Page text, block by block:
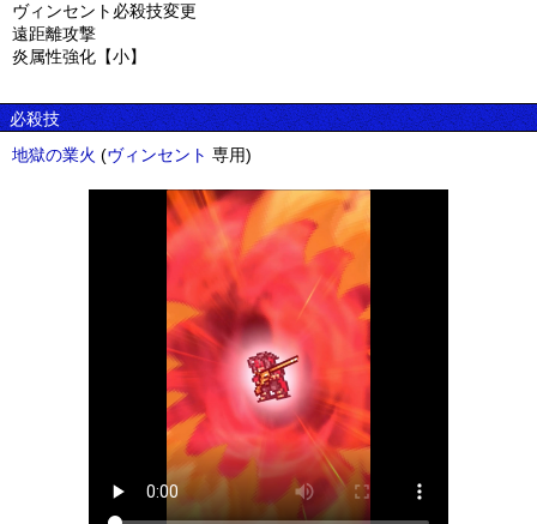
ヴィンセント必殺技変更
遠距離攻撃
炎属性強化【小】
必殺技
地獄の業火 (ヴィンセント 専用)